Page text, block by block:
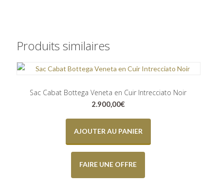
Produits similaires
Sac Cabat Bottega Veneta en Cuir Intrecciato Noir
2.900,00€
AJOUTER AU PANIER
FAIRE UNE OFFRE